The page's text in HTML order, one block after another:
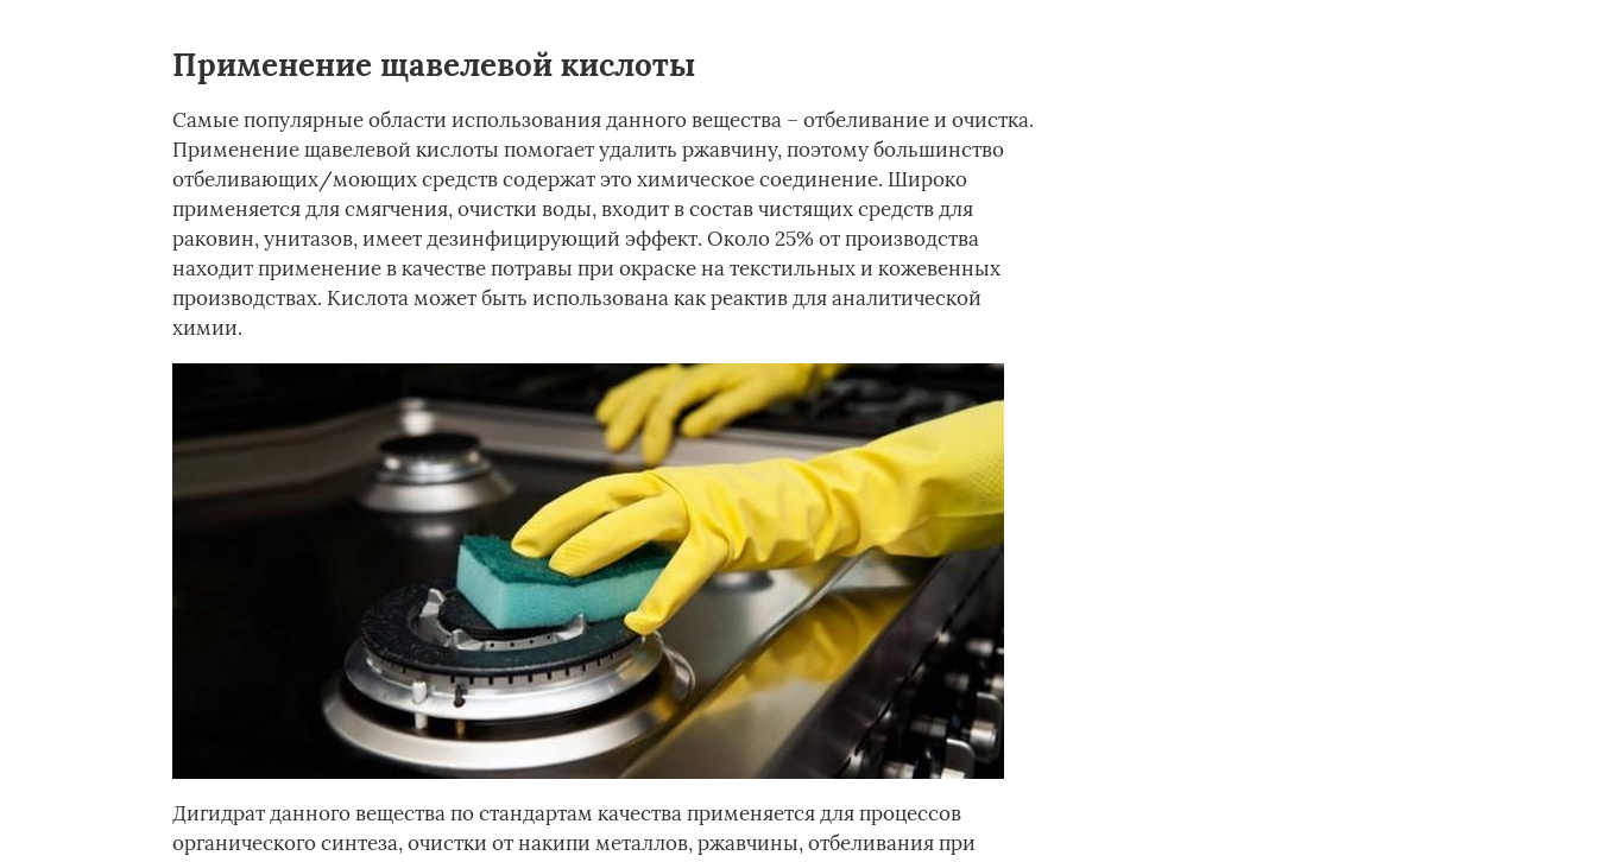
Применение щавелевой кислоты
Самые популярные области использования данного вещества – отбеливание и очистка.
Применение щавелевой кислоты помогает удалить ржавчину, поэтому большинство
отбеливающих/моющих средств содержат это химическое соединение. Широко
применяется для смягчения, очистки воды, входит в состав чистящих средств для
раковин, унитазов, имеет дезинфицирующий эффект. Около 25% от производства
находит применение в качестве потравы при окраске на текстильных и кожевенных
производствах. Кислота может быть использована как реактив для аналитической
химии.
Дигидрат данного вещества по стандартам качества применяется для процессов
органического синтеза, очистки от накипи металлов, ржавчины, отбеливания при